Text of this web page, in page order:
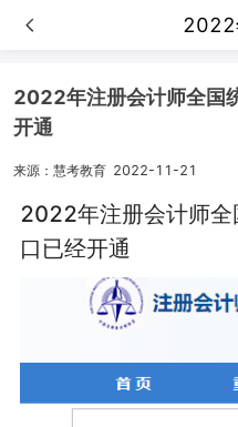
2022
2022年注册会计师全国
开通
来源：慧考教育 2022-11-21
2022年注册会计师全
口已经开通